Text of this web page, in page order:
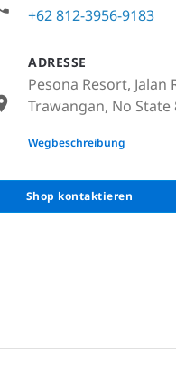
+62 812-3956-9183
ADRESSE
Pesona Resort, Jalan
Trawangan, No State
None
Wegbeschreibung
Shop kontaktieren